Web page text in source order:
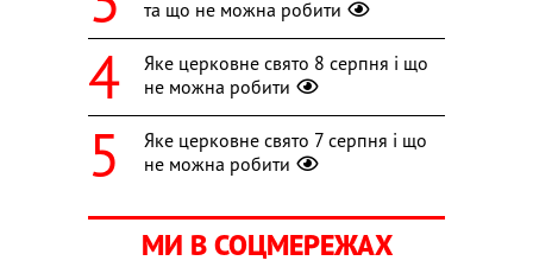
та що не можна робити
Яке церковне свято 8 серпня і що
не можна робити
Яке церковне свято 7 серпня і що
не можна робити
МИ В СОЦМЕРЕЖАХ